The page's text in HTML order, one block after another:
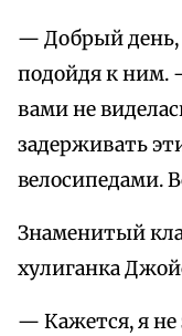
— Добрый день,
подойдя к ним.
вами не
задерживать
велосипедами.
Знаменитый
хулиганка
— Кажется, я не